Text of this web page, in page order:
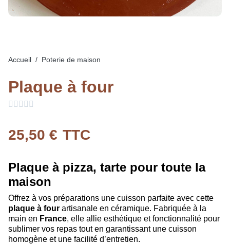
Accueil Poterie de maison
Plaque à four
    
25,50 € TTC
Plaque à pizza, tarte pour toute la
maison
Offrez à vos préparations une cuisson parfaite avec cette
plaque à four artisanale en céramique. Fabriquée à la
main en France, elle allie esthétique et fonctionnalité pour
sublimer vos repas tout en garantissant une cuisson
homogène et une facilité d’entretien.